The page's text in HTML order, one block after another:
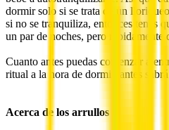
dormir solo si se trata de un
si no se tranquiliza, entonces tenés
un par de noches, pero rápidamente
Cuanto antes puedas comenzar a
ritual a la hora de dormir, antes
Acerca de los arrullos